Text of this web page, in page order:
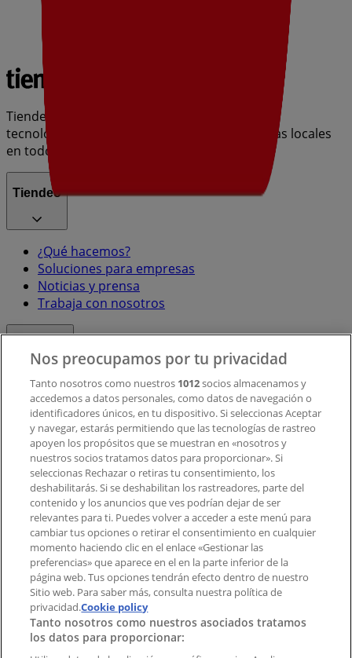
Tiendeo forma parte de Shopfully, la empresa
tecnológica que está reinventando las compras locales
en todo el mundo.
Tiendeo
¿Qué hacemos?
Soluciones para empresas
Noticias y prensa
Trabaja con nosotros
Contacto comercial y de marketing
Tienda mal colocada en el mapa
Notificar un folleto
¿Encontraste un problema en la web o en la
aplicación?
Índices
Marcas
Marcas locales
Negocios
Negocios cercanos
Productos
Nos preocupamos por tu privacidad
Tanto nosotros como nuestros 1012socios almacenamos y
accedemos a datos personales, como datos de navegación o
identificadores únicos, en tu dispositivo. Si seleccionas Aceptar
y navegar, estarás permitiendo que las tecnologías de rastreo
apoyen los propósitos que se muestran en «nosotros y
nuestros socios tratamos datos para proporcionar». Si
seleccionas Rechazar o retiras tu consentimiento, los
deshabilitarás. Si se deshabilitan los rastreadores, parte del
contenido y los anuncios que ves podrían dejar de ser
relevantes para ti. Puedes volver a acceder a este menú para
cambiar tus opciones o retirar el consentimiento en cualquier
momento haciendo clic en el enlace «Gestionar las
preferencias» que aparece en el en la parte inferior de la
página web. Tus opciones tendrán efecto dentro de nuestro
Sitio web. Para saber más, consulta nuestra política de
privacidad.Cookie policy
Tanto nosotros como nuestros asociados tratamos
los datos para proporcionar: